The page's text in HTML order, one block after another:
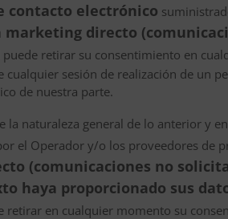
contacto electrónico
directo
puede retirar su consentimiento en
cualquier sesión de realización de un
de nuestra parte.
la naturaleza general de lo anterior y
el Operador y/o los proveedores de
(comunicaciones no
haya proporcionado sus
retirar en cualquier momento su